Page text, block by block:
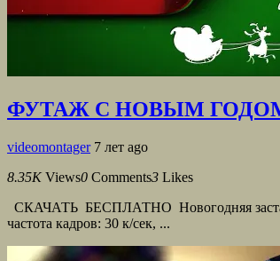
ФУТАЖ С НОВЫМ
videomontager 7 лет ago
8.35K Views0 Comments3 Likes
СКАЧАТЬ БЕСПЛАТНО Новогодняя
частота кадров: 30 к/сек, ...